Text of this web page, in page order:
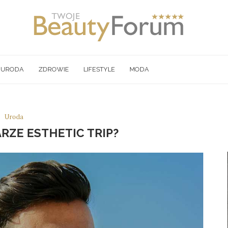
URODA ZDROWIE LIFESTYLE MODA
Uroda
ESTHETIC TRIP?